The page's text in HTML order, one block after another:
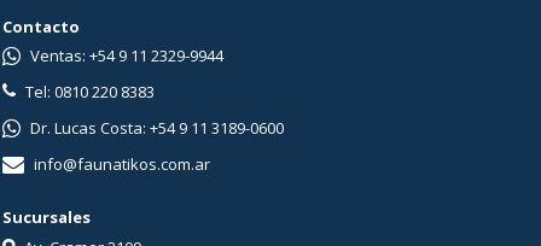
Contacto
Ventas: +54 9 11 2329-9944
Tel: 0810 220 8383
Dr. Lucas Costa: +54 9 11 3189-0600
info@faunatikos.com.ar
Sucursales